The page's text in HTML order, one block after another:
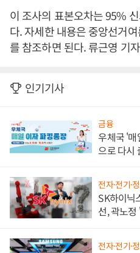
이 조사의 표본오차는 95%
다. 자세한 내용은 중앙선거
를 참조하면 된다. 류근영 기자
인기기사
금융
우체국 '매
으로 다시
전자·전기·
SK하이닉
선, 곽노
전자·전기·